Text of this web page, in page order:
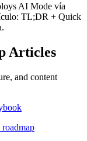
AI Mode vía
TL;DR + Quick
Articles
and content